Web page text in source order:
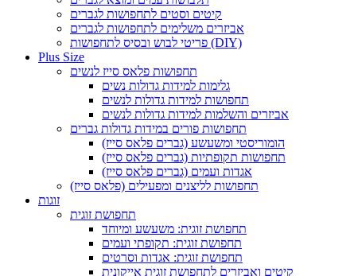
קיטים וסטים לתחפושות לגברים
אביזרים משלימים לתחפושות לגברים
פריטי לבוש ובסיס לתחפושות (DIY)
Plus Size
תחפושות פלאס סייז לנשים
גלימות למידות גדולות נשים
תחפושות למידות גדולות לנשים
אביזרים והשלמות למידות גדולות לנשים
תחפושות פורים במידות גדולות גברים
הומוריסטי ומשעשע (גברים פלאס סייז)
תחפושות תקופתיות (גברים פלאס סייז)
אגדות ועמים (גברים פלאס סייז)
תחפושות לליצנים ומפעילים (פלאס סייז)
זוגות
תחפושת זוגית
תחפושת זוגית: משעשע ומיוחד
תחפושת זוגית: תקופתי ועמים
תחפושת זוגית: אגדות וסרטים
קיטים ואביזרים לתחפושת זוגית אייקונית